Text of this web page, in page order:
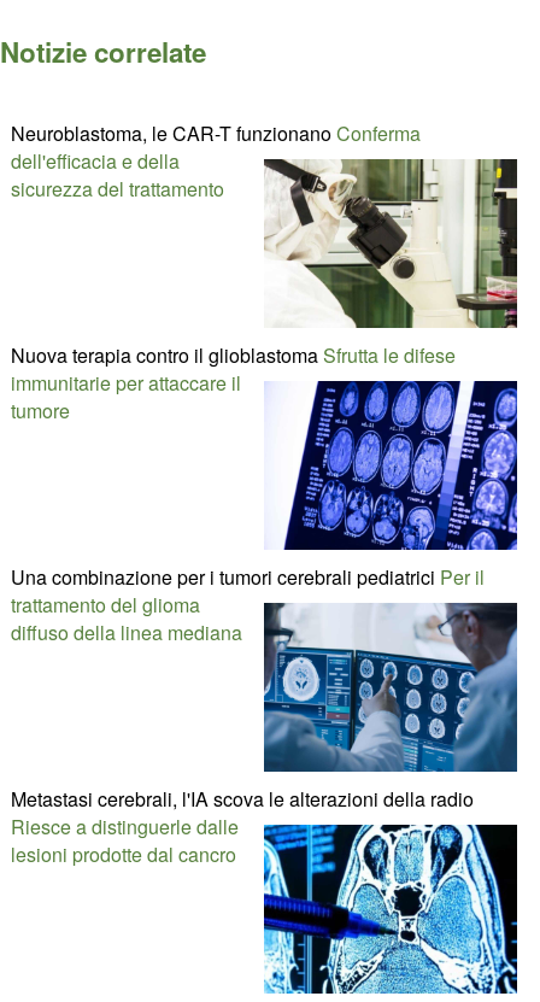
Notizie correlate
Neuroblastoma, le CAR-T funzionanoConferma
dell'efficacia e della
sicurezza del trattamento
Nuova terapia contro il glioblastomaSfrutta le difese
immunitarie per attaccare il
tumore
Una combinazione per i tumori cerebrali pediatrici Per il
trattamento del glioma
diffuso della linea mediana
Metastasi cerebrali, l'IA scova le alterazioni della radio
Riesce a distinguerle dalle
lesioni prodotte dal cancro